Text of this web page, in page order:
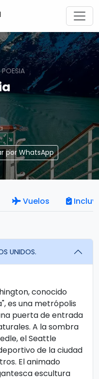
por WhatsApp
Vuelos
UNIDOS.
conocido
es una metrópolis
puerta de entrada
A la sombra
el Seattle
de la ciudad
El animado
escultura